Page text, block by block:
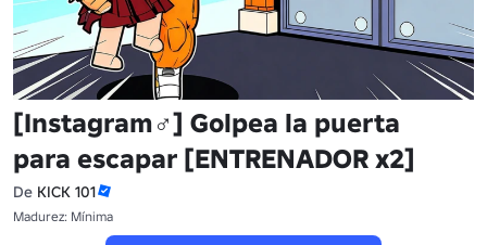
[Instagram‍♂️] Golpea la puerta
para escapar [ENTRENADOR x2]
De KICK 101
Madurez: Mínima